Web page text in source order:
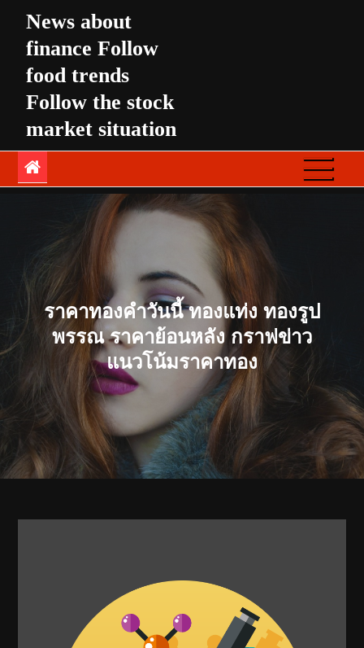
content
News about
finance Follow
food trends
Follow the stock
market situation
ราคาทองคำวันนี้ ทองแท่ง ทองรูป
พรรณ ราคาย้อนหลัง กราฟข่าว
แนวโน้มราคาทอง